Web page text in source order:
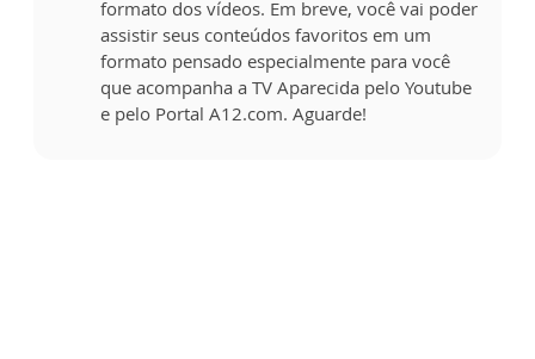
formato dos vídeos. Em breve, você vai poder
assistir seus conteúdos favoritos em um
formato pensado especialmente para você
que acompanha a TV Aparecida pelo Youtube
e pelo Portal A12.com. Aguarde!